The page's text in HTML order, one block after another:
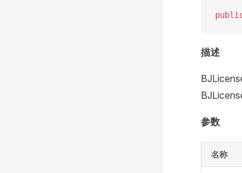
描述
参数
名称